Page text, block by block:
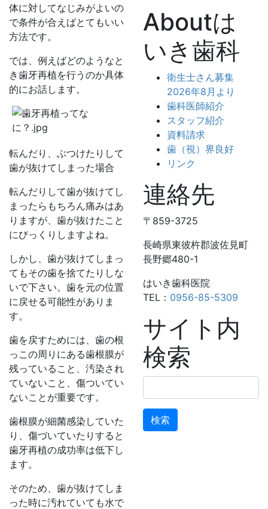
体に対してなじみがよいの
で条件が合えばとてもいい
方法です。
では、例えばどのようなと
き歯牙再植を行うのか具体
的にお話します。
転んだり、ぶつけたりして
歯が抜けてしまった場合
転んだりして歯が抜けてし
まったらもちろん痛みはあ
りますが、歯が抜けたこと
にびっくりしますよね。
しかし、歯が抜けてしまっ
てもその歯を捨てたりしな
いで下さい。 歯を元の位置
に戻せる可能性がありま
す。
歯を戻すためには、歯の根
っこの周りにある歯根膜が
残っていること、汚染され
ていないこと、傷ついてい
ないことが重要です。
歯根膜が細菌感染していた
り、傷づいていたりすると
歯牙再植の成功率は低下し
ます。
そのため、歯が抜けてしま
った時に汚れていても水で
Aboutは
いき歯科
衛生士さん募集
2026年8月より
歯科医師紹介
スタッフ紹介
資料請求
歯（視）界良好
リンク
連絡先
〒859-3725
長崎県東彼杵郡波佐見町
長野郷480-1
はいき歯科医院
TEL： 0956-85-5309
サイト内
検索
索: